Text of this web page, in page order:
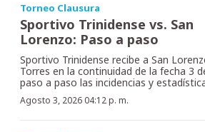
Torneo Clausura
Sportivo Trinidense vs. San
Lorenzo: Paso a paso
Sportivo Trinidense recibe a San
Torres en la continuidad de la fecha 3
paso a paso las incidencias y
Agosto 3, 2026 04:12 p. m.